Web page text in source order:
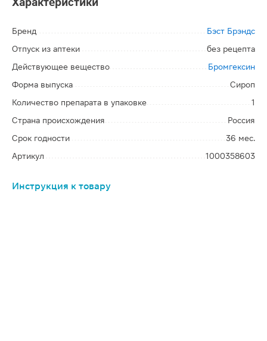
Бренд
Бэст Брэндс
Отпуск из аптеки
без рецепта
Действующее вещество
Бромгексин
Форма выпуска
Сироп
Количество препарата в упаковке
1
Страна происхождения
Россия
Срок годности
36 мес.
Артикул
1000358603
Инструкция к товару